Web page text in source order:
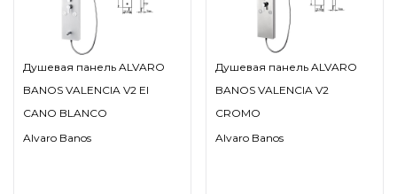
Душевая панель ALVARO
BANOS VALENCIA V2 EI
CANO BLANCO
Alvaro Banos
Душевая панель ALVARO
BANOS VALENCIA V2
CROMO
Alvaro Banos